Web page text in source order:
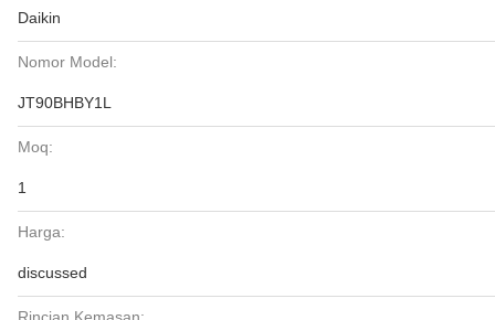
Daikin
Nomor Model:
JT90BHBY1L
Moq:
1
Harga:
discussed